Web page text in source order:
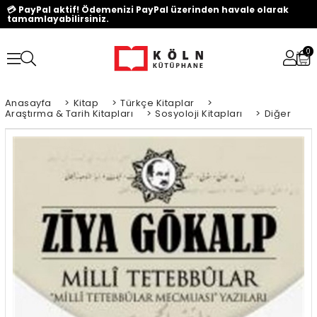
💳 PayPal aktif! Ödemenizi PayPal üzerinden havale olarak
tamamlayabilirsiniz.
0
Anasayfa > Kitap > Türkçe Kitaplar >
Araştırma & Tarih Kitapları > Sosyoloji Kitapları > Diğer